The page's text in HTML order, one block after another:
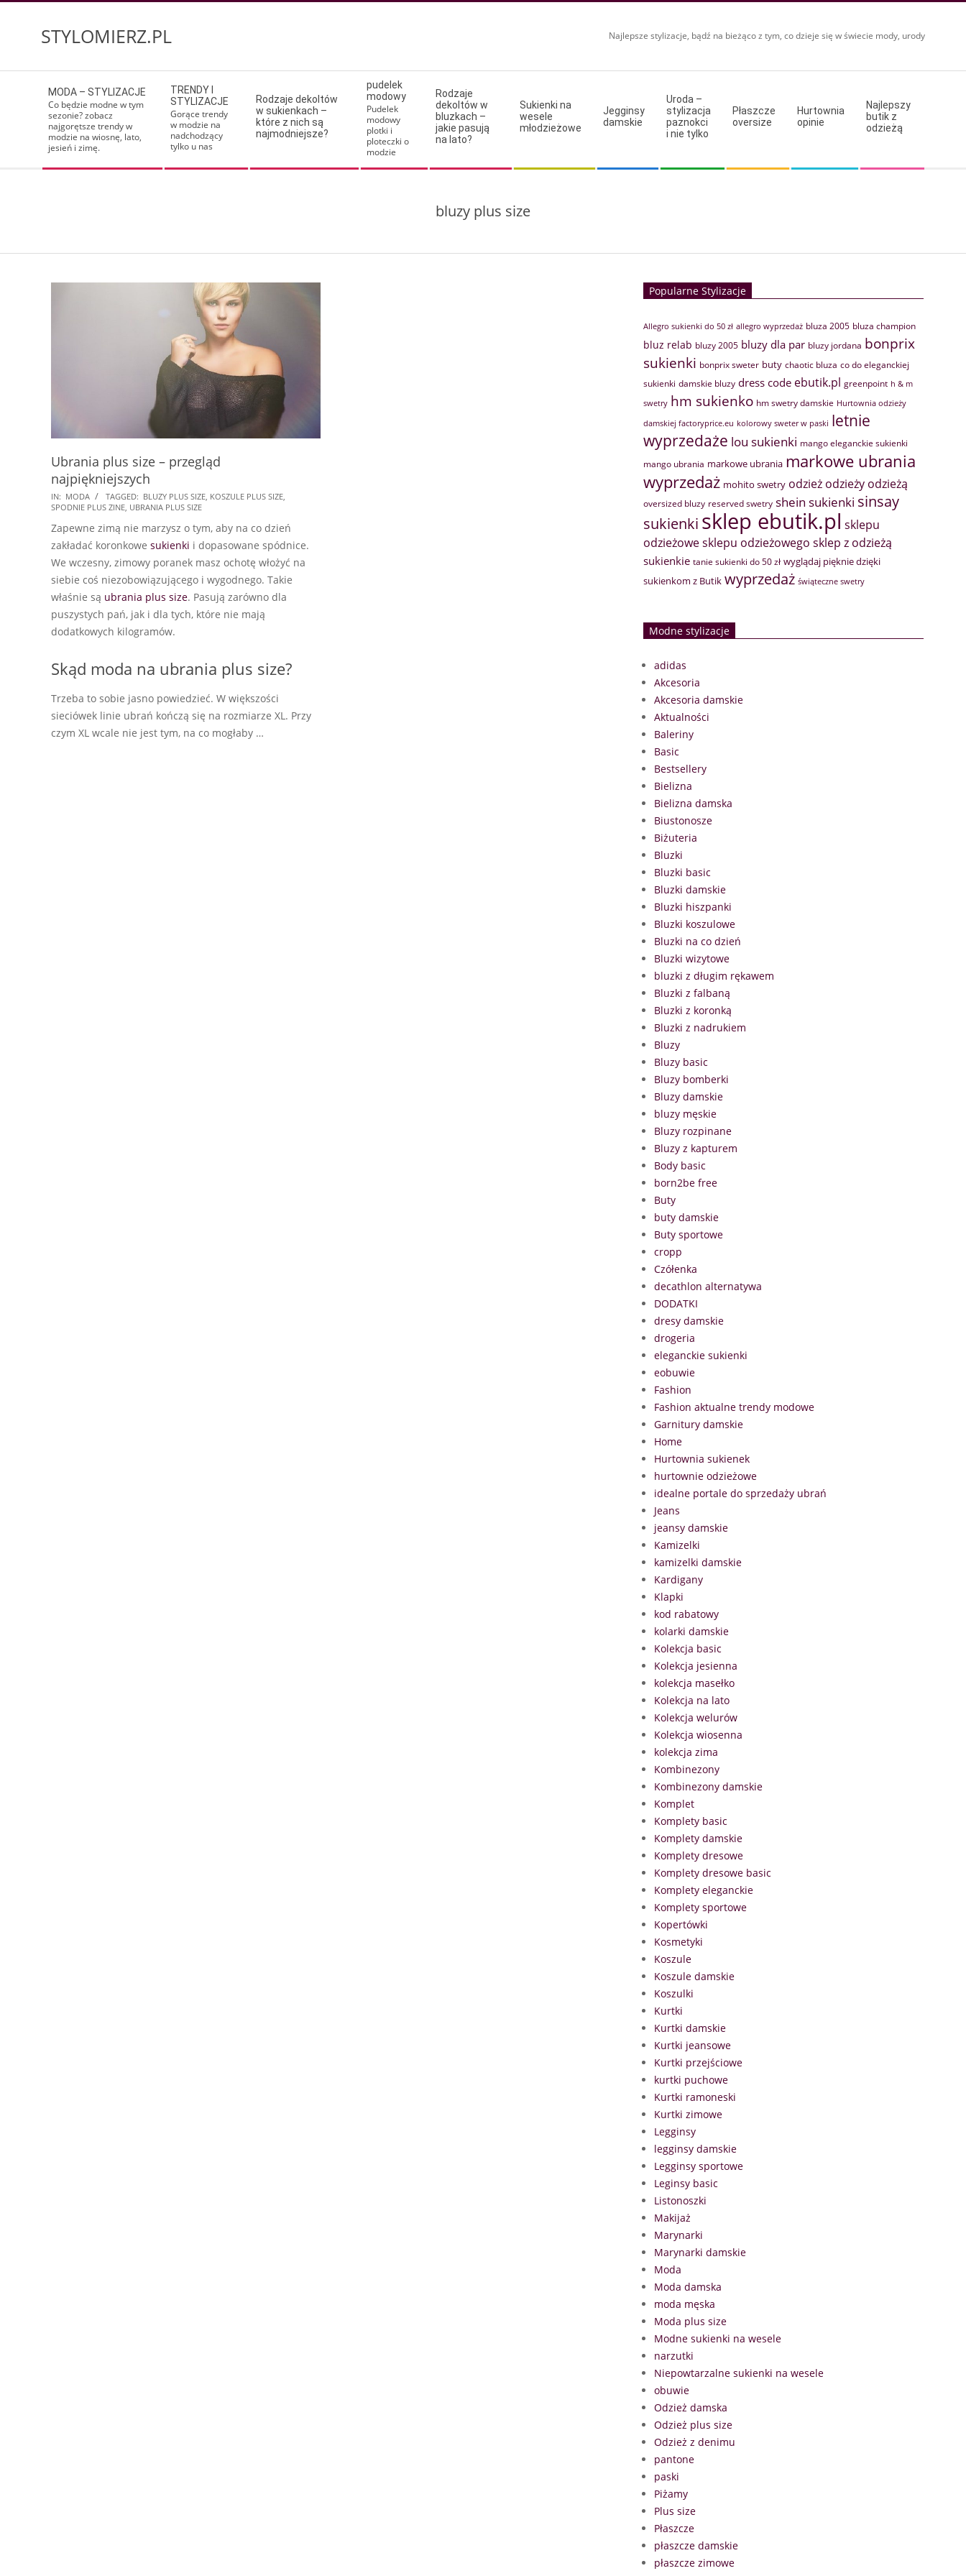
STYLOMIERZ.PL Najlepsze stylizacje, bądź na bieżąco z tym, co dzieje się w świecie mody, urody
Navigation
Menu
MODA – STYLIZACJE
Co będzie modne w tym
sezonie? zobacz
najgorętsze trendy w
modzie na wiosnę, lato,
jesień i zimę.
TRENDY I
STYLIZACJE
Gorące trendy
w modzie na
nadchodzący
tylko u nas
Rodzaje dekoltów
w sukienkach –
które z nich są
najmodniejsze?
pudelek
modowy
Pudelek
modowy
plotki i
ploteczki o
modzie
Rodzaje
dekoltów w
bluzkach –
jakie pasują
na lato?
Sukienki na
wesele
młodzieżowe
Jegginsy
damskie
Uroda –
stylizacja
paznokci
i nie tylko
Płaszcze
oversize
Hurtownia
opinie
Najlepszy
butik z
odzieżą
bluzy plus size
Ubrania plus size – przegląd
najpiękniejszych
2017-
12-
30
IN: MODA TAGGED: BLUZY PLUS SIZE, KOSZULE PLUS SIZE,
SPODNIE PLUS ZINE, UBRANIA PLUS SIZE
Zapewne zimą nie marzysz o tym, aby na co dzień
zakładać koronkowe sukienki i dopasowane spódnice.
We wczesny, zimowy poranek masz ochotę włożyć na
siebie coś niezobowiązującego i wygodnego. Takie
właśnie są ubrania plus size. Pasują zarówno dla
puszystych pań, jak i dla tych, które nie mają
dodatkowych kilogramów.
Skąd moda na ubrania plus size?
Trzeba to sobie jasno powiedzieć. W większości
sieciówek linie ubrań kończą się na rozmiarze XL. Przy
czym XL wcale nie jest tym, na co mogłaby …
Popularne Stylizacje
Allegro sukienki do 50 zł allegro wyprzedaż bluza 2005 bluza champion
bluz relab bluzy 2005 bluzy dla par bluzy jordana bonprix
sukienki bonprix sweter buty chaotic bluza co do eleganckiej
sukienki damskie bluzy dress code ebutik.pl greenpoint h & m
swetry hm sukienko hm swetry damskie Hurtownia odzieży
damskiej factoryprice.eu kolorowy sweter w paski letnie
wyprzedaże lou sukienki mango eleganckie sukienki
mango ubrania markowe ubrania markowe ubrania
wyprzedaż mohito swetry odzież odzieży odzieżą
oversized bluzy reserved swetry shein sukienki sinsay
sukienki sklep ebutik.pl sklepu
odzieżowesklepu odzieżowego sklep z odzieżą
sukienkie tanie sukienki do 50 zł wyglądaj pięknie dzięki
sukienkom z Butik wyprzedaż świąteczne swetry
Modne stylizacje
adidas
Akcesoria
Akcesoria damskie
Aktualności
Baleriny
Basic
Bestsellery
Bielizna
Bielizna damska
Biustonosze
Biżuteria
Bluzki
Bluzki basic
Bluzki damskie
Bluzki hiszpanki
Bluzki koszulowe
Bluzki na co dzień
Bluzki wizytowe
bluzki z długim rękawem
Bluzki z falbaną
Bluzki z koronką
Bluzki z nadrukiem
Bluzy
Bluzy basic
Bluzy bomberki
Bluzy damskie
bluzy męskie
Bluzy rozpinane
Bluzy z kapturem
Body basic
born2be free
Buty
buty damskie
Buty sportowe
cropp
Czółenka
decathlon alternatywa
DODATKI
dresy damskie
drogeria
eleganckie sukienki
eobuwie
Fashion
Fashion aktualne trendy modowe
Garnitury damskie
Home
Hurtownia sukienek
hurtownie odzieżowe
idealne portale do sprzedaży ubrań
Jeans
jeansy damskie
Kamizelki
kamizelki damskie
Kardigany
Klapki
kod rabatowy
kolarki damskie
Kolekcja basic
Kolekcja jesienna
kolekcja masełko
Kolekcja na lato
Kolekcja welurów
Kolekcja wiosenna
kolekcja zima
Kombinezony
Kombinezony damskie
Komplet
Komplety basic
Komplety damskie
Komplety dresowe
Komplety dresowe basic
Komplety eleganckie
Komplety sportowe
Kopertówki
Kosmetyki
Koszule
Koszule damskie
Koszulki
Kurtki
Kurtki damskie
Kurtki jeansowe
Kurtki przejściowe
kurtki puchowe
Kurtki ramoneski
Kurtki zimowe
Legginsy
legginsy damskie
Legginsy sportowe
Leginsy basic
Listonoszki
Makijaż
Marynarki
Marynarki damskie
Moda
Moda damska
moda męska
Moda plus size
Modne sukienki na wesele
narzutki
Niepowtarzalne sukienki na wesele
obuwie
Odzież damska
Odzież plus size
Odzież z denimu
pantone
paski
Piżamy
Plus size
Płaszcze
płaszcze damskie
płaszcze zimowe